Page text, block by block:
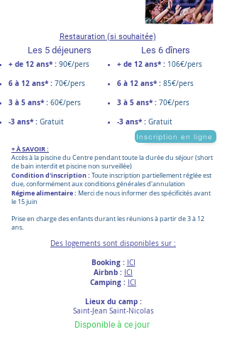
Restauration (si souhaitée)
+ de 12 ans* : 90€/pers
6 à 12 ans* : 70€/pers
3 à 5 ans* : 60€/pers
-3 ans* : Gratuit​
Les 5 déjeuners
+ de 12 ans* : 106€/pers
6 à 12 ans* : 85€/pers
3 à 5 ans* : 70€/pers
-3 ans* : Gratuit​
Les 6 dîners
Inscription en ligne
+ À SAVOIR :
Accès à la piscine du Centre pendant toute la durée du séjour (short
de bain interdit et piscine non surveillée)​
Condition d'inscription : Toute inscription partiellement réglée est
due, conformément aux conditions générales d'annulation
Régime alimentaire : Merci de nous informer des spécificités avant
le 15 juin
Prise en charge des enfants durant les réunions à partir de 3 à 12
ans.
Des logements sont disponibles sur :
Booking : ICI
Airbnb : ICI
Camping : ICI
Lieux du camp :
Saint-Jean Saint-Nicolas
Disponible à ce jour